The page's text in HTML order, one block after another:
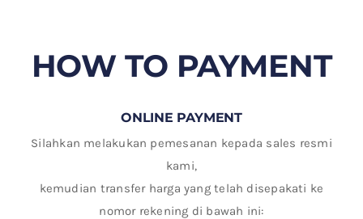
HOW TO PAYMENT
ONLINE PAYMENT
Silahkan melakukan pemesanan kepada sales resmi
kami,
kemudian transfer harga yang telah disepakati ke
nomor rekening di bawah ini: